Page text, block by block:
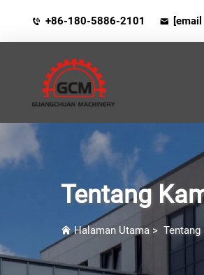
+86-180-5886-2101
Tentang
Halaman Utama > Tentang